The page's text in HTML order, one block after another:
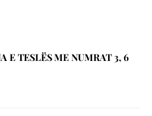
E TESLËS ME NUMRAT 3, 6